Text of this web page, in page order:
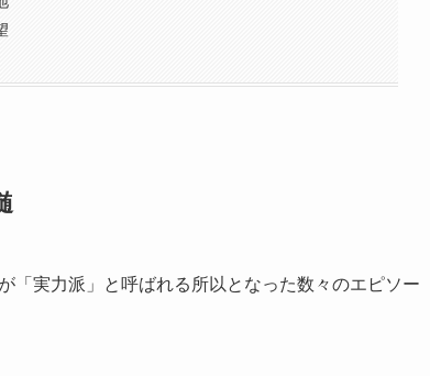
「実力派」と呼ばれる所以となった数々のエピソー